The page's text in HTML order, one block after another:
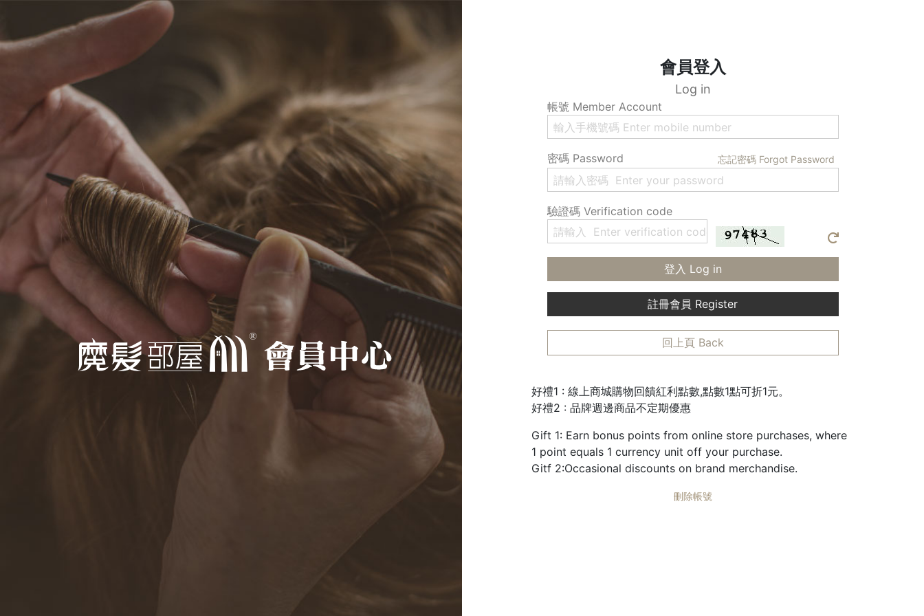
會員登入
Log in
帳號 Member Account
密碼 Password 忘記密碼 Forgot Password
驗證碼 Verification code
登入 Log in
註冊會員 Register
回上頁 Back
好禮1 : 線上商城購物回饋紅利點數,點數1點可折1元。
好禮2 : 品牌週邊商品不定期優惠
Gift 1: Earn bonus points from online store purchases, where
1 point equals 1 currency unit off your purchase.
Gitf 2:Occasional discounts on brand merchandise.
刪除帳號